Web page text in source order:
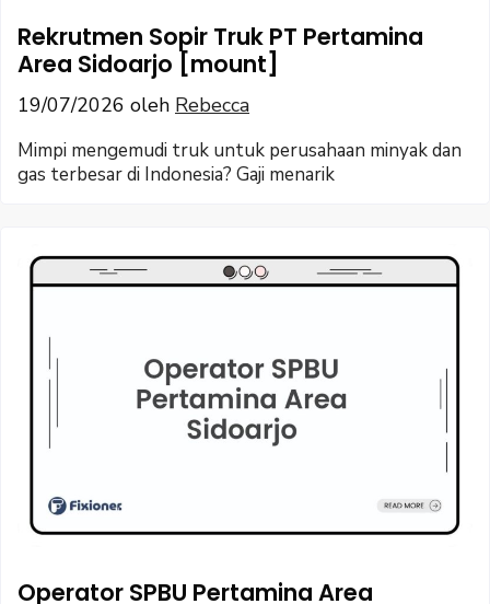
Rekrutmen Sopir Truk PT Pertamina
Area Sidoarjo [mount]
19/07/2026 oleh Rebecca
Mimpi mengemudi truk untuk perusahaan minyak dan
gas terbesar di Indonesia? Gaji menarik
Operator SPBU Pertamina Area